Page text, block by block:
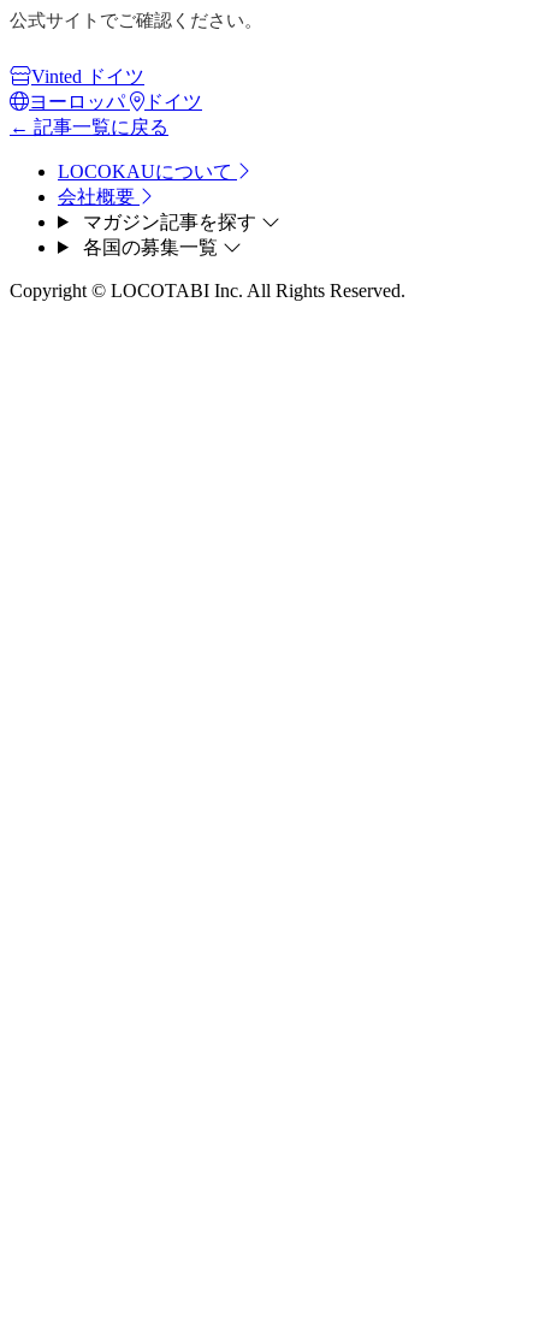
公式サイトでご確認ください。
Vinted ドイツ
ヨーロッパ
ドイツ
← 記事一覧に戻る
LOCOKAUについて
会社概要
マガジン記事を探す
各国の募集一覧
Copyright © LOCOTABI Inc. All Rights Reserved.